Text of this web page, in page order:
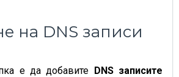
на DNS записи
е да добавите DNS записите